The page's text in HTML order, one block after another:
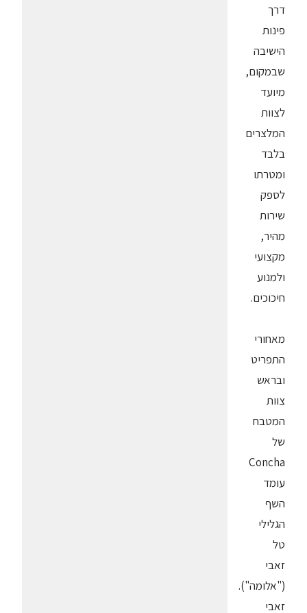
דרך
פינות
הישיבה
שבמקום,
מיועד
לצוות
המלצרים
בלבד
ומטרתו
לספק
שירות
מהיר,
מקצועי
ולמנוע
חיכוכים.
מאחורי
התפריט
ובראש
צוות
המטבח
של
Concha
עומד
השף
הגלילי
טל
זאבי
("אלומה").
זאבי